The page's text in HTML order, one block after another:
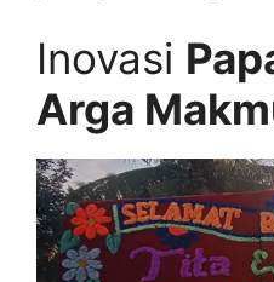
Inovasi
Arga